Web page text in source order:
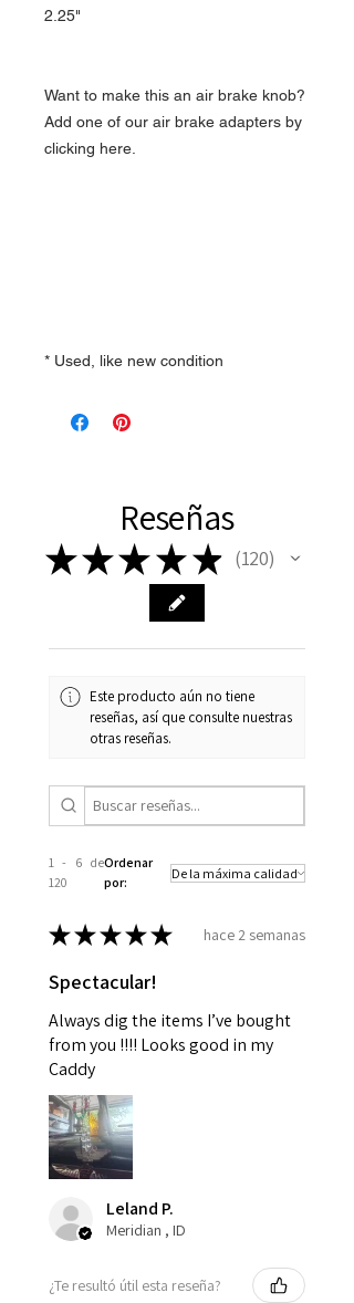
2.25"
Want to make this an air brake knob?
Add one of our air brake adapters by
clicking here.
* Used, like new condition
Reseñas
★★★ ★ ★ 120
120
Este producto aún no tiene
reseñas, así que consulte nuestras
otras reseñas.
1 - 6 de
120
Ordenar
por:
★★★★★ hace 2 semanas
Spectacular!
Always dig the items I’ve bought
from you !!!! Looks good in my
Caddy
Leland P.
Meridian , ID
¿Te resultó útil esta reseña?